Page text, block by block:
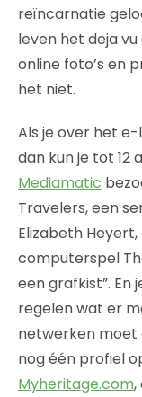
reïncarnatie
leven het deja
online foto’s en
het niet.
Als je over het
dan kun je tot 12
Mediamatic
Travelers, een
Elizabeth
computerspel
een grafkist”. En
regelen wat er
netwerken moet
nog één profiel
Myheritage.com,